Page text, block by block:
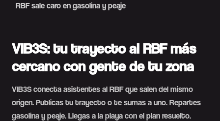
RBF sale caro en gasolina y peaje
VIB3S: tu trayecto al RBF más
cercano con gente de tu zona
VIB3S conecta asistentes al RBF que salen del mismo
origen. Publicas tu trayecto o te sumas a uno. Repartes
gasolina y peaje. Llegas a la playa con el plan resuelto.